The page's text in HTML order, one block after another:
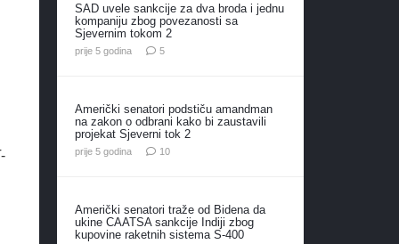
SAD uvele sankcije za dva broda i jednu
kompaniju zbog povezanosti sa
Sjevernim tokom 2
prije 5 godina 5komentara
Američki senatori podstiču amandman
na zakon o odbrani kako bi zaustavili
projekat Sjeverni tok 2
prije 5 godina 10komentara
Američki senatori traže od Bidena da
ukine CAATSA sankcije Indiji zbog
kupovine raketnih sistema S-400